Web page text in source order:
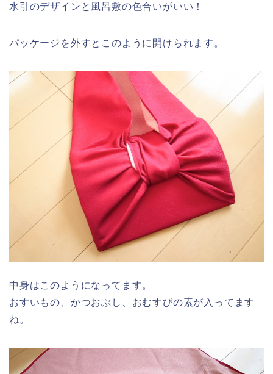
水引のデザインと風呂敷の色合いがいい！
パッケージを外すとこのように開けられます。
中身はこのようになってます。
おすいもの、かつおぶし、おむすびの素が入ってます
ね。